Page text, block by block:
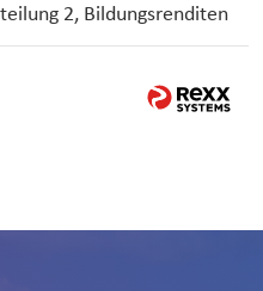
2, Bildungsrenditen